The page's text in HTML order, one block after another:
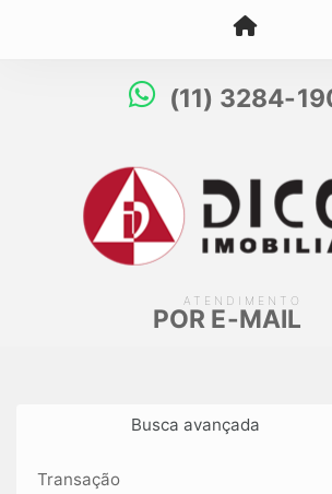
(11) 3284-
ATENDIMENTO
POR E-MAIL
Busca avançada
Transação